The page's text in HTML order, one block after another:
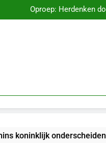
Oproep: Herdenken
Dalerpeel beleeft